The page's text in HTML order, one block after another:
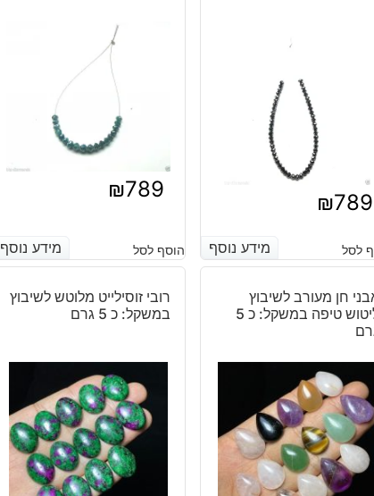
₪789
מידע נוסף לסל מידע נוסף
₪789
מידע נוסף הוסף לסל מידע נוסף
חן מעורב לשיבוץ
ליטוש טיפה במשקל: כ 5
רובי זוסילייט מלוטש לשיבוץ
במשקל: כ 5 גרם